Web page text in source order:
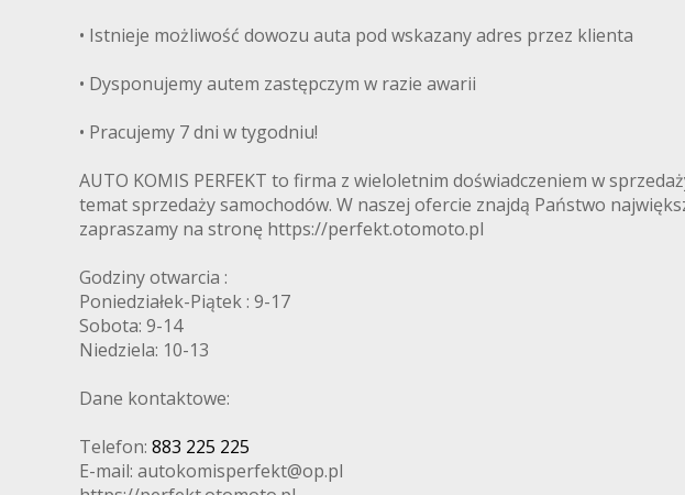
• Istnieje możliwość dowozu auta pod wskazany adres przez klienta
• Dysponujemy autem zastępczym w razie awarii
• Pracujemy 7 dni w tygodniu!
AUTO KOMIS PERFEKT to firma z wieloletnim doświadczeniem w
temat sprzedaży samochodów. W naszej ofercie znajdą Państwo
zapraszamy na stronę https://perfekt.otomoto.pl
Godziny otwarcia :
Poniedziałek-Piątek : 9-17
Sobota: 9-14
Niedziela: 10-13
Dane kontaktowe:
Telefon: 883 225 225
E-mail: autokomisperfekt@op.pl